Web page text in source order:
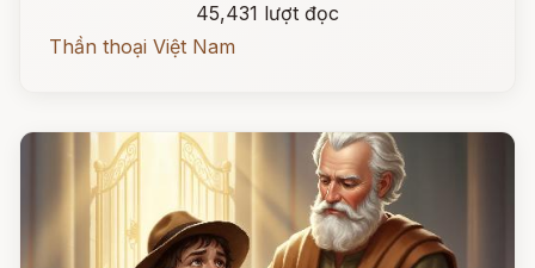
45,431 lượt đọc
Thần thoại Việt Nam